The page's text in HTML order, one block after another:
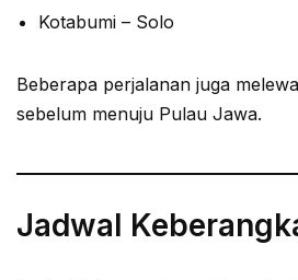
Kotabumi – Solo
Beberapa perjalanan juga
sebelum menuju Pulau Jawa.
Jadwal